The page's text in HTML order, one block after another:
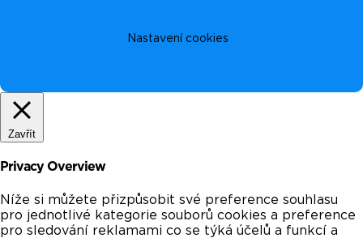
Nastavení cookies
Zavřít
Privacy Overview
Níže si můžete přizpůsobit své preference souhlasu
pro jednotlivé kategorie souborů cookies a preference
pro sledování reklamami co se týká účelů a funkcí a